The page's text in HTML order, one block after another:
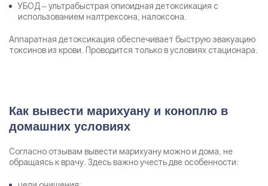
УБОД – ультрабыстрая опиоидная детоксикация с
использованием налтрексона, налоксона.
Аппаратная детоксикация обеспечивает быструю эвакуацию
токсинов из крови. Проводится только в условиях стационара.
Как вывести марихуану и коноплю в
домашних условиях
Согласно отзывам вывести марихуану можно и дома, не
обращаясь к врачу. Здесь важно учесть две особенности: